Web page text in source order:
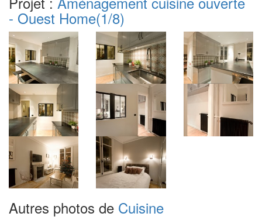
- Ouest Home(1/8)
Autres photos de Cuisine